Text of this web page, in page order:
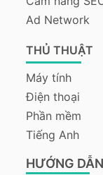
Ad Network
THỦ THUẬT
Máy tính
Điện thoại
Phần mềm
Tiếng Anh
HƯỚNG DẪN